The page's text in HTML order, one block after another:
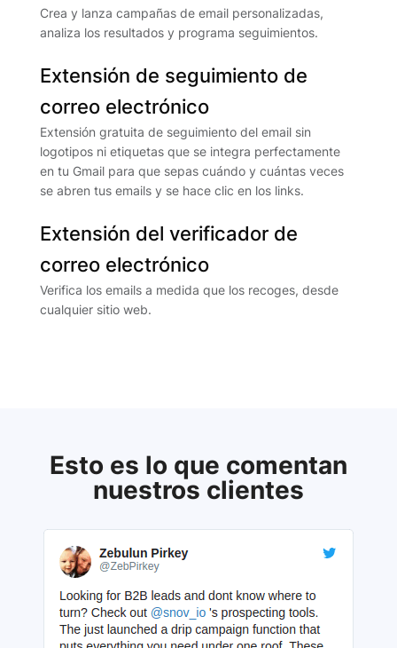
Crea y lanza campañas de email personalizadas,
analiza los resultados y programa seguimientos.
Extensión de seguimiento de
correo electrónico
Extensión gratuita de seguimiento del email sin
logotipos ni etiquetas que se integra perfectamente
en tu Gmail para que sepas cuándo y cuántas veces
se abren tus emails y se hace clic en los links.
Extensión del verificador de
correo electrónico
Verifica los emails a medida que los recoges, desde
cualquier sitio web.
Esto es lo que comentan
nuestros clientes